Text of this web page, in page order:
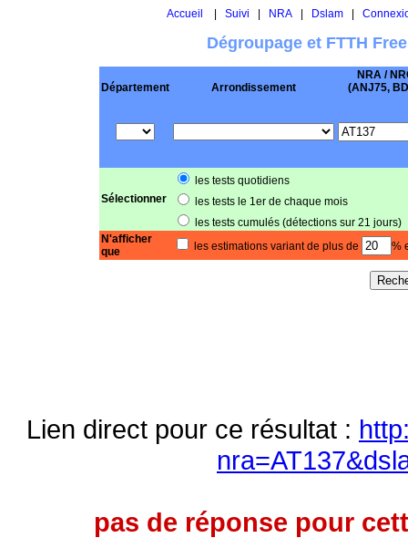
Accueil Suivi NRA| Dslam|
Dégroupage et FTTH
Département Arrondissement
NRA /
(ANJ75,
Sélectionner
les tests quotidiens
les tests le 1er de chaque mois
les tests cumulés (détections sur 21 jours)
N'afficher
que
les estimations variant de plus de %
Lien direct pour ce résultat :
pas de réponse pour